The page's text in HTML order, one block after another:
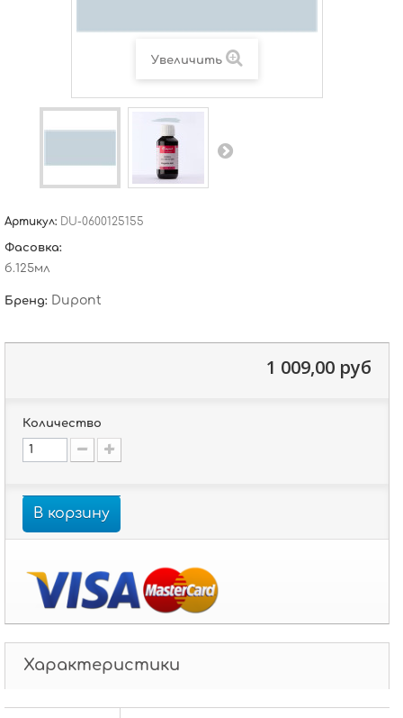
Увеличить
Артикул: DU-0600125155
Фасовка:
б.125мл
Бренд: Dupont
1 009,00 руб
Количество
В корзину
Характеристики